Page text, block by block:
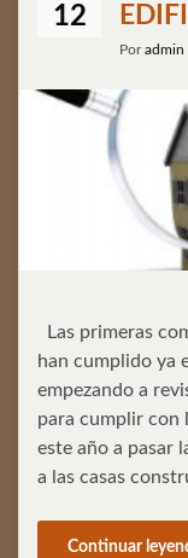
12
Poradmin
Las primeras
han cumplido ya
empezando a
para cumplir con
este año a pasar
a las casas
Continuar